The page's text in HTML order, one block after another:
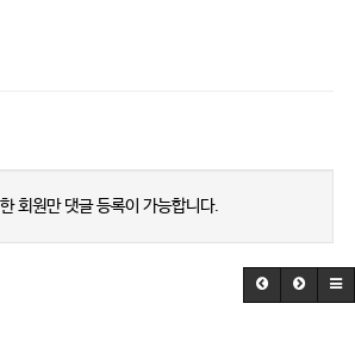
회원만 댓글 등록이 가능합니다.